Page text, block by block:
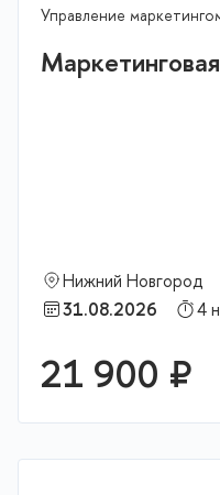
Управление
Нижний Новгород
31.08.2026
4
21 900 ₽